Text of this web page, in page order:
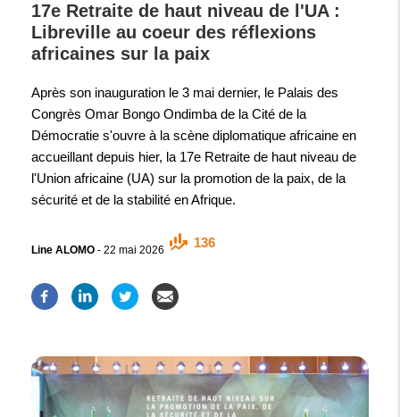
17e Retraite de haut niveau de l'UA :
Libreville au coeur des réflexions
africaines sur la paix
Après son inauguration le 3 mai dernier, le Palais des
Congrès Omar Bongo Ondimba de la Cité de la
Démocratie s'ouvre à la scène diplomatique africaine en
accueillant depuis hier, la 17e Retraite de haut niveau de
l'Union africaine (UA) sur la promotion de la paix, de la
sécurité et de la stabilité en Afrique.
Line ALOMO - 22 mai 2026
136